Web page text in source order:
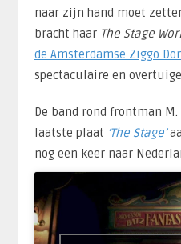
naar zijn hand moet
bracht haar The Stage
de Amsterdamse Ziggo
spectaculaire en
De band rond frontman
laatste plaat ‘The Stage’
nog een keer naar